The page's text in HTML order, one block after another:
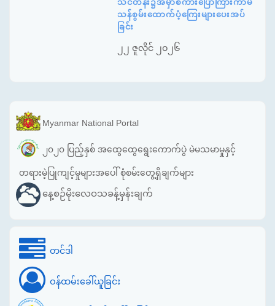
သင်တန်း၌အမှာစကားပြောကြားကာမ
သန်စွမ်းထောက်ပံ့ကြေးများပေးအပ်
ခြင်း
၂၂ ဇူလိုင် ၂၀၂၆
Myanmar National Portal
၂၀၂၀ ပြည့်နှစ် အထွေထွေရွေးကောက်ပွဲ မဲမသမာမှုနှင့်
တရားမဲ့ပြုကျင့်မှုများအပေါ် စုံစမ်းတွေ့ရှိချက်များ
နေ့စဉ်မိုးလေဝသခန့်မှန်းချက်
တင်ဒါ
ဝန်ထမ်းခေါ်ယူခြင်း